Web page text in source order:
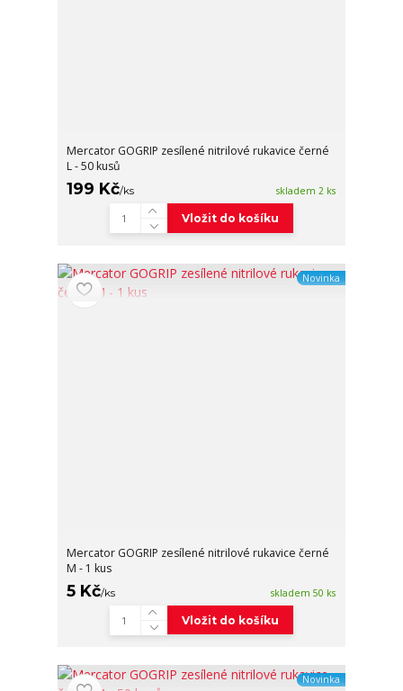
Mercator GOGRIP zesílené nitrilové rukavice černé
L - 50 kusů
199 Kč/ks skladem 2 ks
Vložit do košíku
Novinka
Mercator GOGRIP zesílené nitrilové rukavice černé
M - 1 kus
5 Kč/ks skladem 50 ks
Vložit do košíku
Novinka